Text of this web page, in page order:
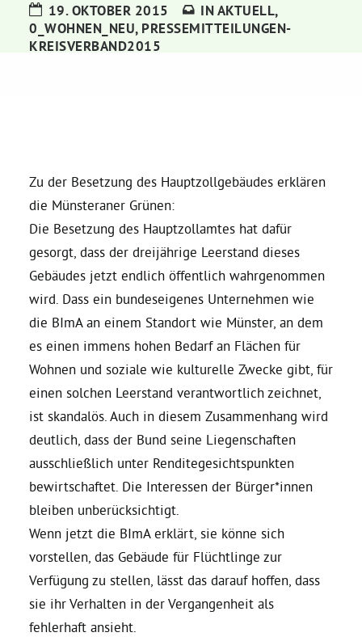
Personen
Robin Korte, MdL
Daniel Freund, MdEP
Delegierte
Grüne im Rathaus
Ratsmitglieder 2025 – 2030
Ratsanträge
Fraktionsgeschäftsstelle
19. OKTOBER 2015 INAKTUELL,
0_WOHNEN_NEU, PRESSEMITTEILUNGEN-
KREISVERBAND2015
Zu der Besetzung des Hauptzollgebäudes erklären
die Münsteraner Grünen:
Die Besetzung des Hauptzollamtes hat dafür
gesorgt, dass der dreijährige Leerstand dieses
Gebäudes jetzt endlich öffentlich wahrgenommen
wird. Dass ein bundeseigenes Unternehmen wie
die BImA an einem Standort wie Münster, an dem
es einen immens hohen Bedarf an Flächen für
Wohnen und soziale wie kulturelle Zwecke gibt, für
einen solchen Leerstand verantwortlich zeichnet,
ist skandalös. Auch in diesem Zusammenhang wird
deutlich, dass der Bund seine Liegenschaften
ausschließlich unter Renditegesichtspunkten
bewirtschaftet. Die Interessen der Bürger*innen
bleiben unberücksichtigt.
Wenn jetzt die BImA erklärt, sie könne sich
vorstellen, das Gebäude für Flüchtlinge zur
Verfügung zu stellen, lässt das darauf hoffen, dass
sie ihr Verhalten in der Vergangenheit als
fehlerhaft ansieht.